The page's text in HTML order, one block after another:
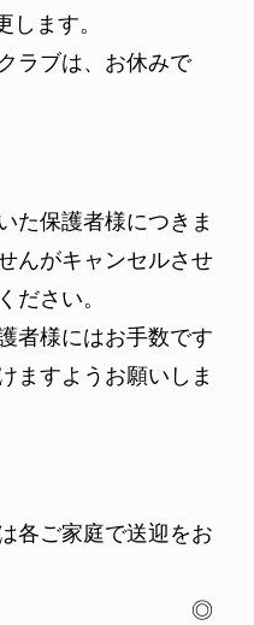
ます。
ラブは、お休みで
た保護者様につきま
んがキャンセルさせ
ださい。
者様にはお手数です
ますようお願いしま
各ご家庭で送迎をお
◎